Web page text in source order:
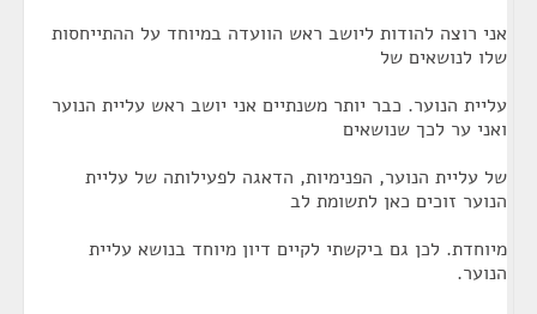
אני רוצה להודות ליושב ראש הוועדה במיוחד על ההתייחסות
שלו לנושאים של
עליית הנוער. כבר יותר משנתיים אני יושב ראש עליית הנוער
ואני ער לכך שנושאים
של עליית הנוער, הפנימיות, הדאגה לפעילותה של עליית
הנוער זוכים כאן לתשומת לב
מיוחדת. לכן גם ביקשתי לקיים דיון מיוחד בנושא עליית
הנוער.